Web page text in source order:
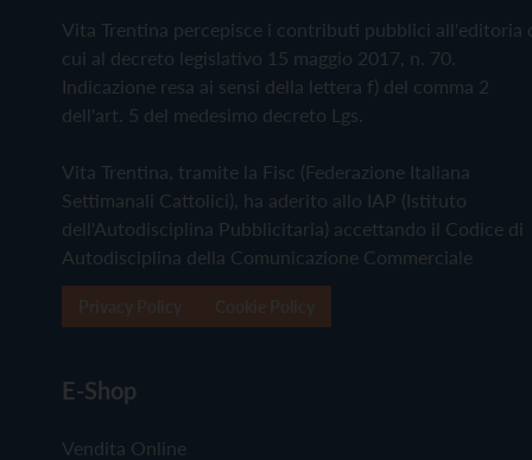
Vita Trentina percepisce i contributi pubblici all'editoria
cui al decreto legislativo 15 maggio 2017, n. 70.
Indicazione resa ai sensi della lettera f) del comma 2
dell'art. 5 del medesimo decreto Lgs.
Vita Trentina, tramite la Fisc (Federazione Italiana
Settimanali Cattolici), ha aderito allo IAP (Istituto
dell'Autodisciplina Pubblicitaria) accettando il Codice di
Autodisciplina della Comunicazione Commerciale
E-Shop
Vendita Online